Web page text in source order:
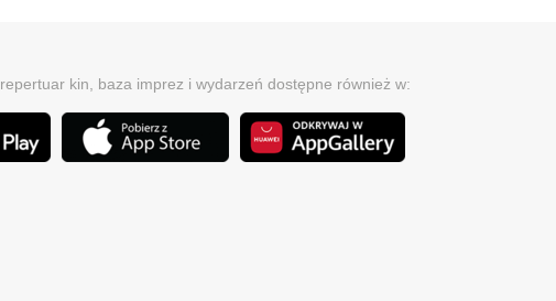
repertuar kin, baza imprez i wydarzeń dostępne również w: